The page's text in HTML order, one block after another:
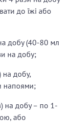
до їжі або
добу (40-80 мл
на добу;
на добу,
напоями;
на добу – по 1-
або